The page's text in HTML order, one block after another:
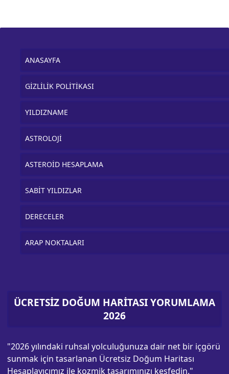
ANASAYFA
GİZLİLİK POLİTİKASI
YILDIZNAME
ASTROLOJİ
ASTEROİD HESAPLAMA
SABİT YILDIZLAR
DERECELER
ARAP NOKTALARI
ÜCRETSİZ DOĞUM HARİTASI YORUMLAMA
2026
"2026 yılındaki ruhsal yolculuğunuza dair net bir içgörü
sunmak için tasarlanan Ücretsiz Doğum Haritası
Hesaplayıcımız ile kozmik tasarımınızı keşfedin."